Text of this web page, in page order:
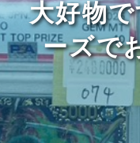
大好物
ーズで